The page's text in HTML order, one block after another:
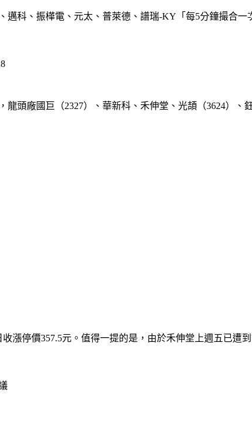
邁科、振樺電、元太、普萊德、譜瑞-KY「每5分鐘撮合
頭廠國巨（2327）、華新科、禾伸堂、光頡（3624）、
漲停價357.5元。值得一提的是，由於禾伸堂上週五已